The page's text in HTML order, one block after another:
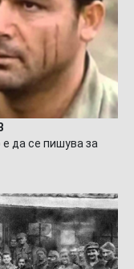
да се пишува за